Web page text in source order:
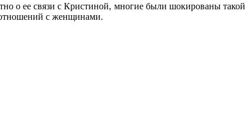
о ее связи с Кристиной, многие были шокированы такой
с женщинами.